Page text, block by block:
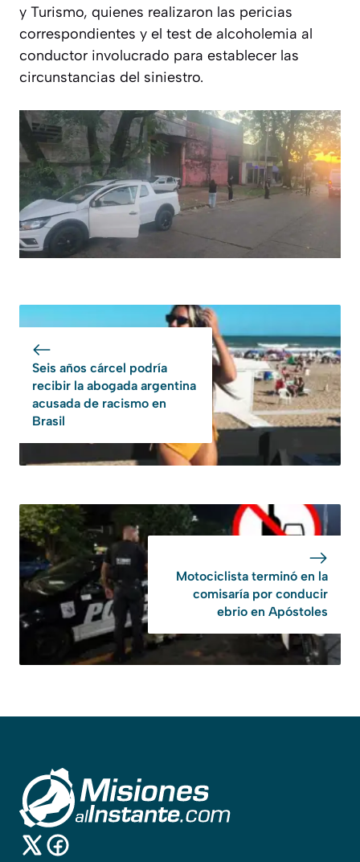
y Turismo, quienes realizaron las pericias
correspondientes y el test de alcoholemia al
conductor involucrado para establecer las
circunstancias del siniestro.
Seis años cárcel podría
recibir la abogada argentina
acusada de racismo en
Brasil
Motociclista terminó en la
comisaría por conducir
ebrio en Apóstoles